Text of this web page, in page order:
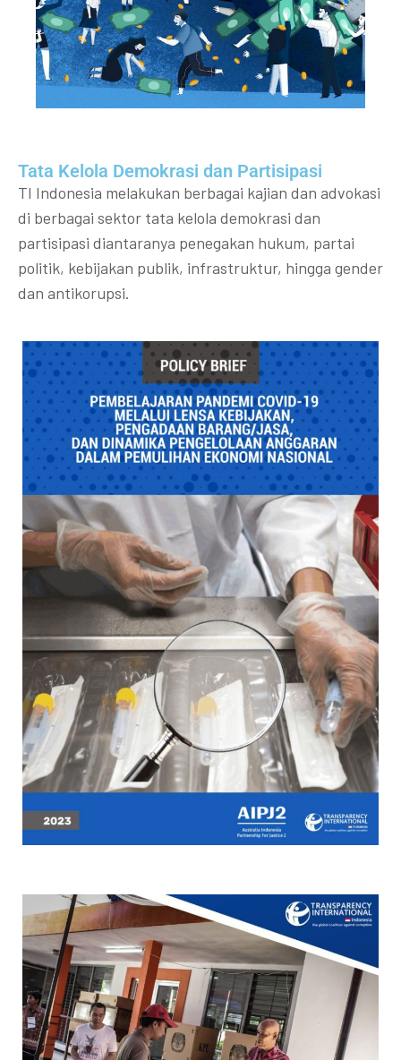
Tata Kelola Demokrasi dan Partisipasi​
TI Indonesia melakukan berbagai kajian dan advokasi
di berbagai sektor tata kelola demokrasi dan
partisipasi diantaranya penegakan hukum, partai
politik, kebijakan publik, infrastruktur, hingga gender
dan antikorupsi.